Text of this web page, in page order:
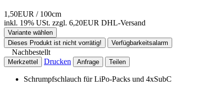
1,50EUR / 100cm
inkl. 19% USt. zzgl. 6,20EUR DHL-Versand
Variante wählen
Dieses Produkt ist nicht vorrätig!
Verfügbarkeitsalarm
Nachbestellt
Merkzettel Drucken Anfrage Teilen
Schrumpfschlauch für LiPo-Packs und 4xSubC